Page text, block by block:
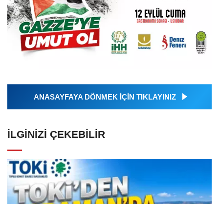
ANASAYFAYA DÖNMEK İÇİN TIKLAYINIZ
İLGINIZI ÇEKEBILIR